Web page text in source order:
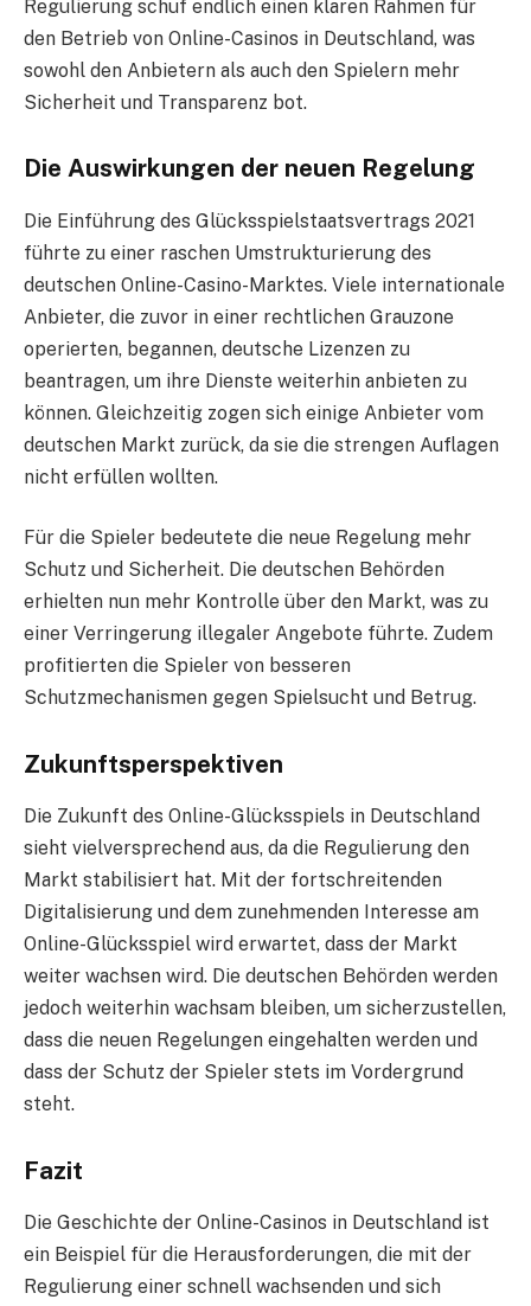
Regulierung schuf endlich einen klaren Rahmen für
den Betrieb von Online-Casinos in Deutschland, was
sowohl den Anbietern als auch den Spielern mehr
Sicherheit und Transparenz bot.
Die Auswirkungen der neuen Regelung
Die Einführung des Glücksspielstaatsvertrags 2021
führte zu einer raschen Umstrukturierung des
deutschen Online-Casino-Marktes. Viele internationale
Anbieter, die zuvor in einer rechtlichen Grauzone
operierten, begannen, deutsche Lizenzen zu
beantragen, um ihre Dienste weiterhin anbieten zu
können. Gleichzeitig zogen sich einige Anbieter vom
deutschen Markt zurück, da sie die strengen Auflagen
nicht erfüllen wollten.
Für die Spieler bedeutete die neue Regelung mehr
Schutz und Sicherheit. Die deutschen Behörden
erhielten nun mehr Kontrolle über den Markt, was zu
einer Verringerung illegaler Angebote führte. Zudem
profitierten die Spieler von besseren
Schutzmechanismen gegen Spielsucht und Betrug.
Zukunftsperspektiven
Die Zukunft des Online-Glücksspiels in Deutschland
sieht vielversprechend aus, da die Regulierung den
Markt stabilisiert hat. Mit der fortschreitenden
Digitalisierung und dem zunehmenden Interesse am
Online-Glücksspiel wird erwartet, dass der Markt
weiter wachsen wird. Die deutschen Behörden werden
jedoch weiterhin wachsam bleiben, um sicherzustellen,
dass die neuen Regelungen eingehalten werden und
dass der Schutz der Spieler stets im Vordergrund
steht.
Fazit
Die Geschichte der Online-Casinos in Deutschland ist
ein Beispiel für die Herausforderungen, die mit der
Regulierung einer schnell wachsenden und sich